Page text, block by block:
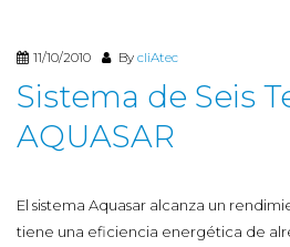
11/10/2010 BycliAtec
Sistema de Seis
AQUASAR
El sistema Aquasar alcanza un
tiene una eficiencia energética de